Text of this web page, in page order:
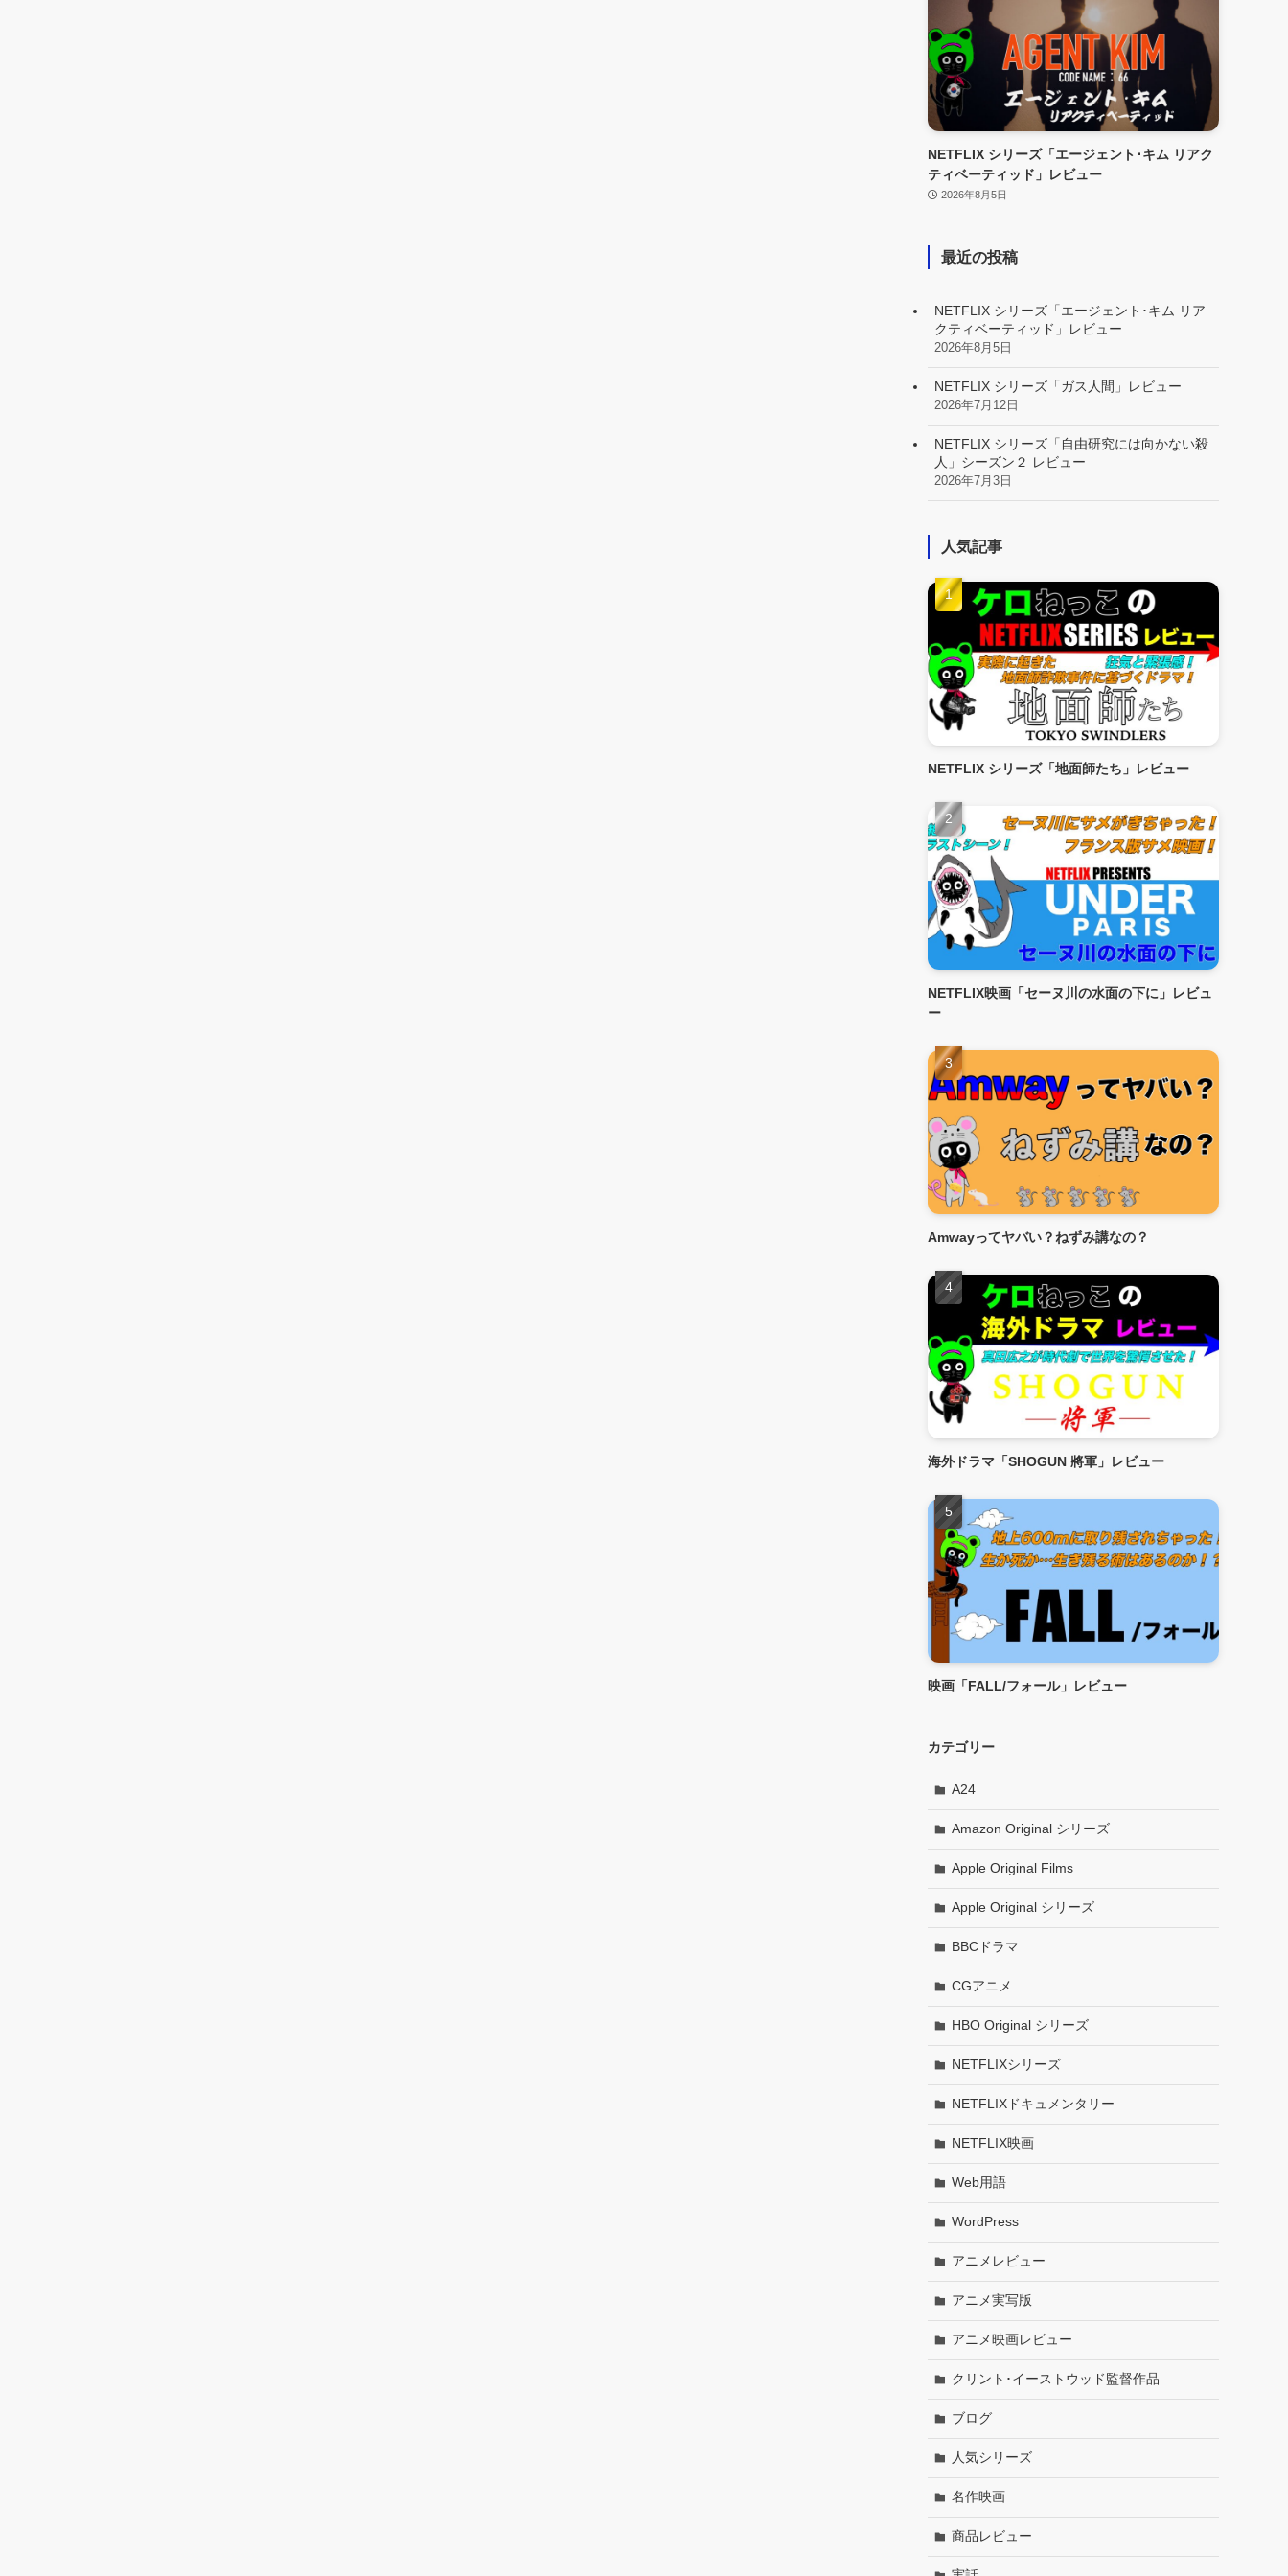
NETFLIX シリーズ「エージェント･キム リアク
ティベーティッド」レビュー
2026年8月5日
最近の投稿
NETFLIX シリーズ「エージェント･キム リア
クティベーティッド」レビュー
2026年8月5日
NETFLIX シリーズ「ガス人間」レビュー
2026年7月12日
NETFLIX シリーズ「自由研究には向かない殺
人」シーズン２ レビュー
2026年7月3日
人気記事
NETFLIX シリーズ「地面師たち」レビュー
NETFLIX映画「セーヌ川の水面の下に」レビュ
ー
Amwayってヤバい？ねずみ講なの？
海外ドラマ「SHOGUN 將軍」レビュー
映画「FALL/フォール」レビュー
カテゴリー
A24
Amazon Original シリーズ
Apple Original Films
Apple Original シリーズ
BBCドラマ
CGアニメ
HBO Original シリーズ
NETFLIXシリーズ
NETFLIXドキュメンタリー
NETFLIX映画
Web用語
WordPress
アニメレビュー
アニメ実写版
アニメ映画レビュー
クリント･イーストウッド監督作品
ブログ
人気シリーズ
名作映画
商品レビュー